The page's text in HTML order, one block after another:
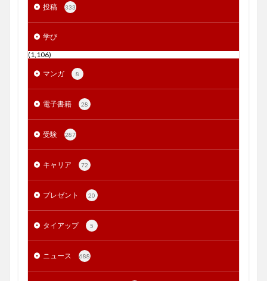
投稿 333
学び
(1,106)
マンガ 8
電子書籍 28
受験 287
キャリア 72
プレゼント 20
タイアップ 5
ニュース 688